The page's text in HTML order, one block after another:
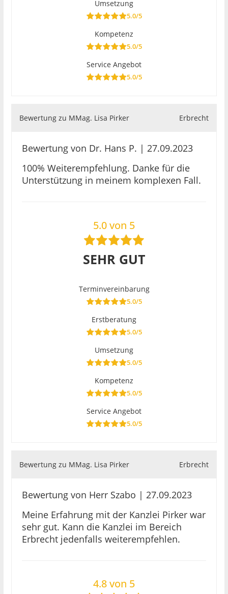
Umsetzung
5.0/5
Kompetenz
5.0/5
Service Angebot
5.0/5
Bewertung zu MMag. Lisa Pirker Erbrecht
Bewertung von Dr. Hans P. | 27.09.2023
100% Weiterempfehlung. Danke für die
Unterstützung in meinem komplexen Fall.
5.0 von 5
SEHR GUT
Terminvereinbarung
5.0/5
Erstberatung
5.0/5
Umsetzung
5.0/5
Kompetenz
5.0/5
Service Angebot
5.0/5
Bewertung zu MMag. Lisa Pirker Erbrecht
Bewertung von Herr Szabo | 27.09.2023
Meine Erfahrung mit der Kanzlei Pirker war
sehr gut. Kann die Kanzlei im Bereich
Erbrecht jedenfalls weiterempfehlen.
4.8 von 5